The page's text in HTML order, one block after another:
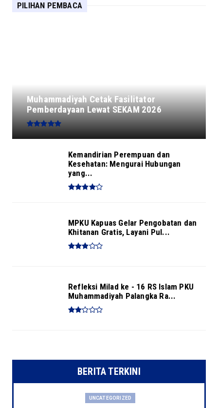
PILIHAN PEMBACA
Muhammadiyah Cetak Fasilitator
Pemberdayaan Lewat SEKAM 2026
Kemandirian Perempuan dan
Kesehatan: Mengurai Hubungan
yang...
MPKU Kapuas Gelar Pengobatan dan
Khitanan Gratis, Layani Pul...
Refleksi Milad ke - 16 RS Islam PKU
Muhammadiyah Palangka Ra...
BERITA TERKINI
UNCATEGORIZED